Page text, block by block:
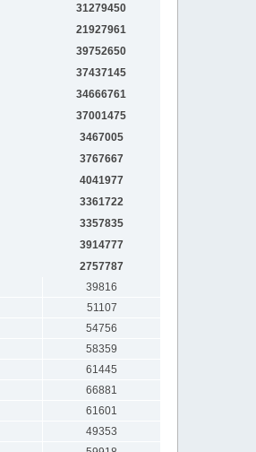
31279450
21927961
39752650
37437145
34666761
37001475
3467005
3767667
4041977
3361722
3357835
3914777
2757787
39816
51107
54756
58359
61445
66881
61601
49353